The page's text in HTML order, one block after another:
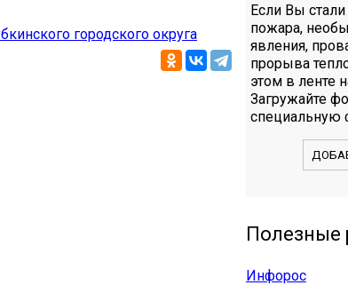
городского округа
Если Вы
пожара,
явления,
прорыва
этом в ленте
Загружайте
специальную
Полезные
Инфорос